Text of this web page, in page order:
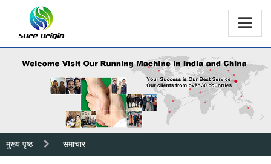
मुख्य पृष्ठ समाचार